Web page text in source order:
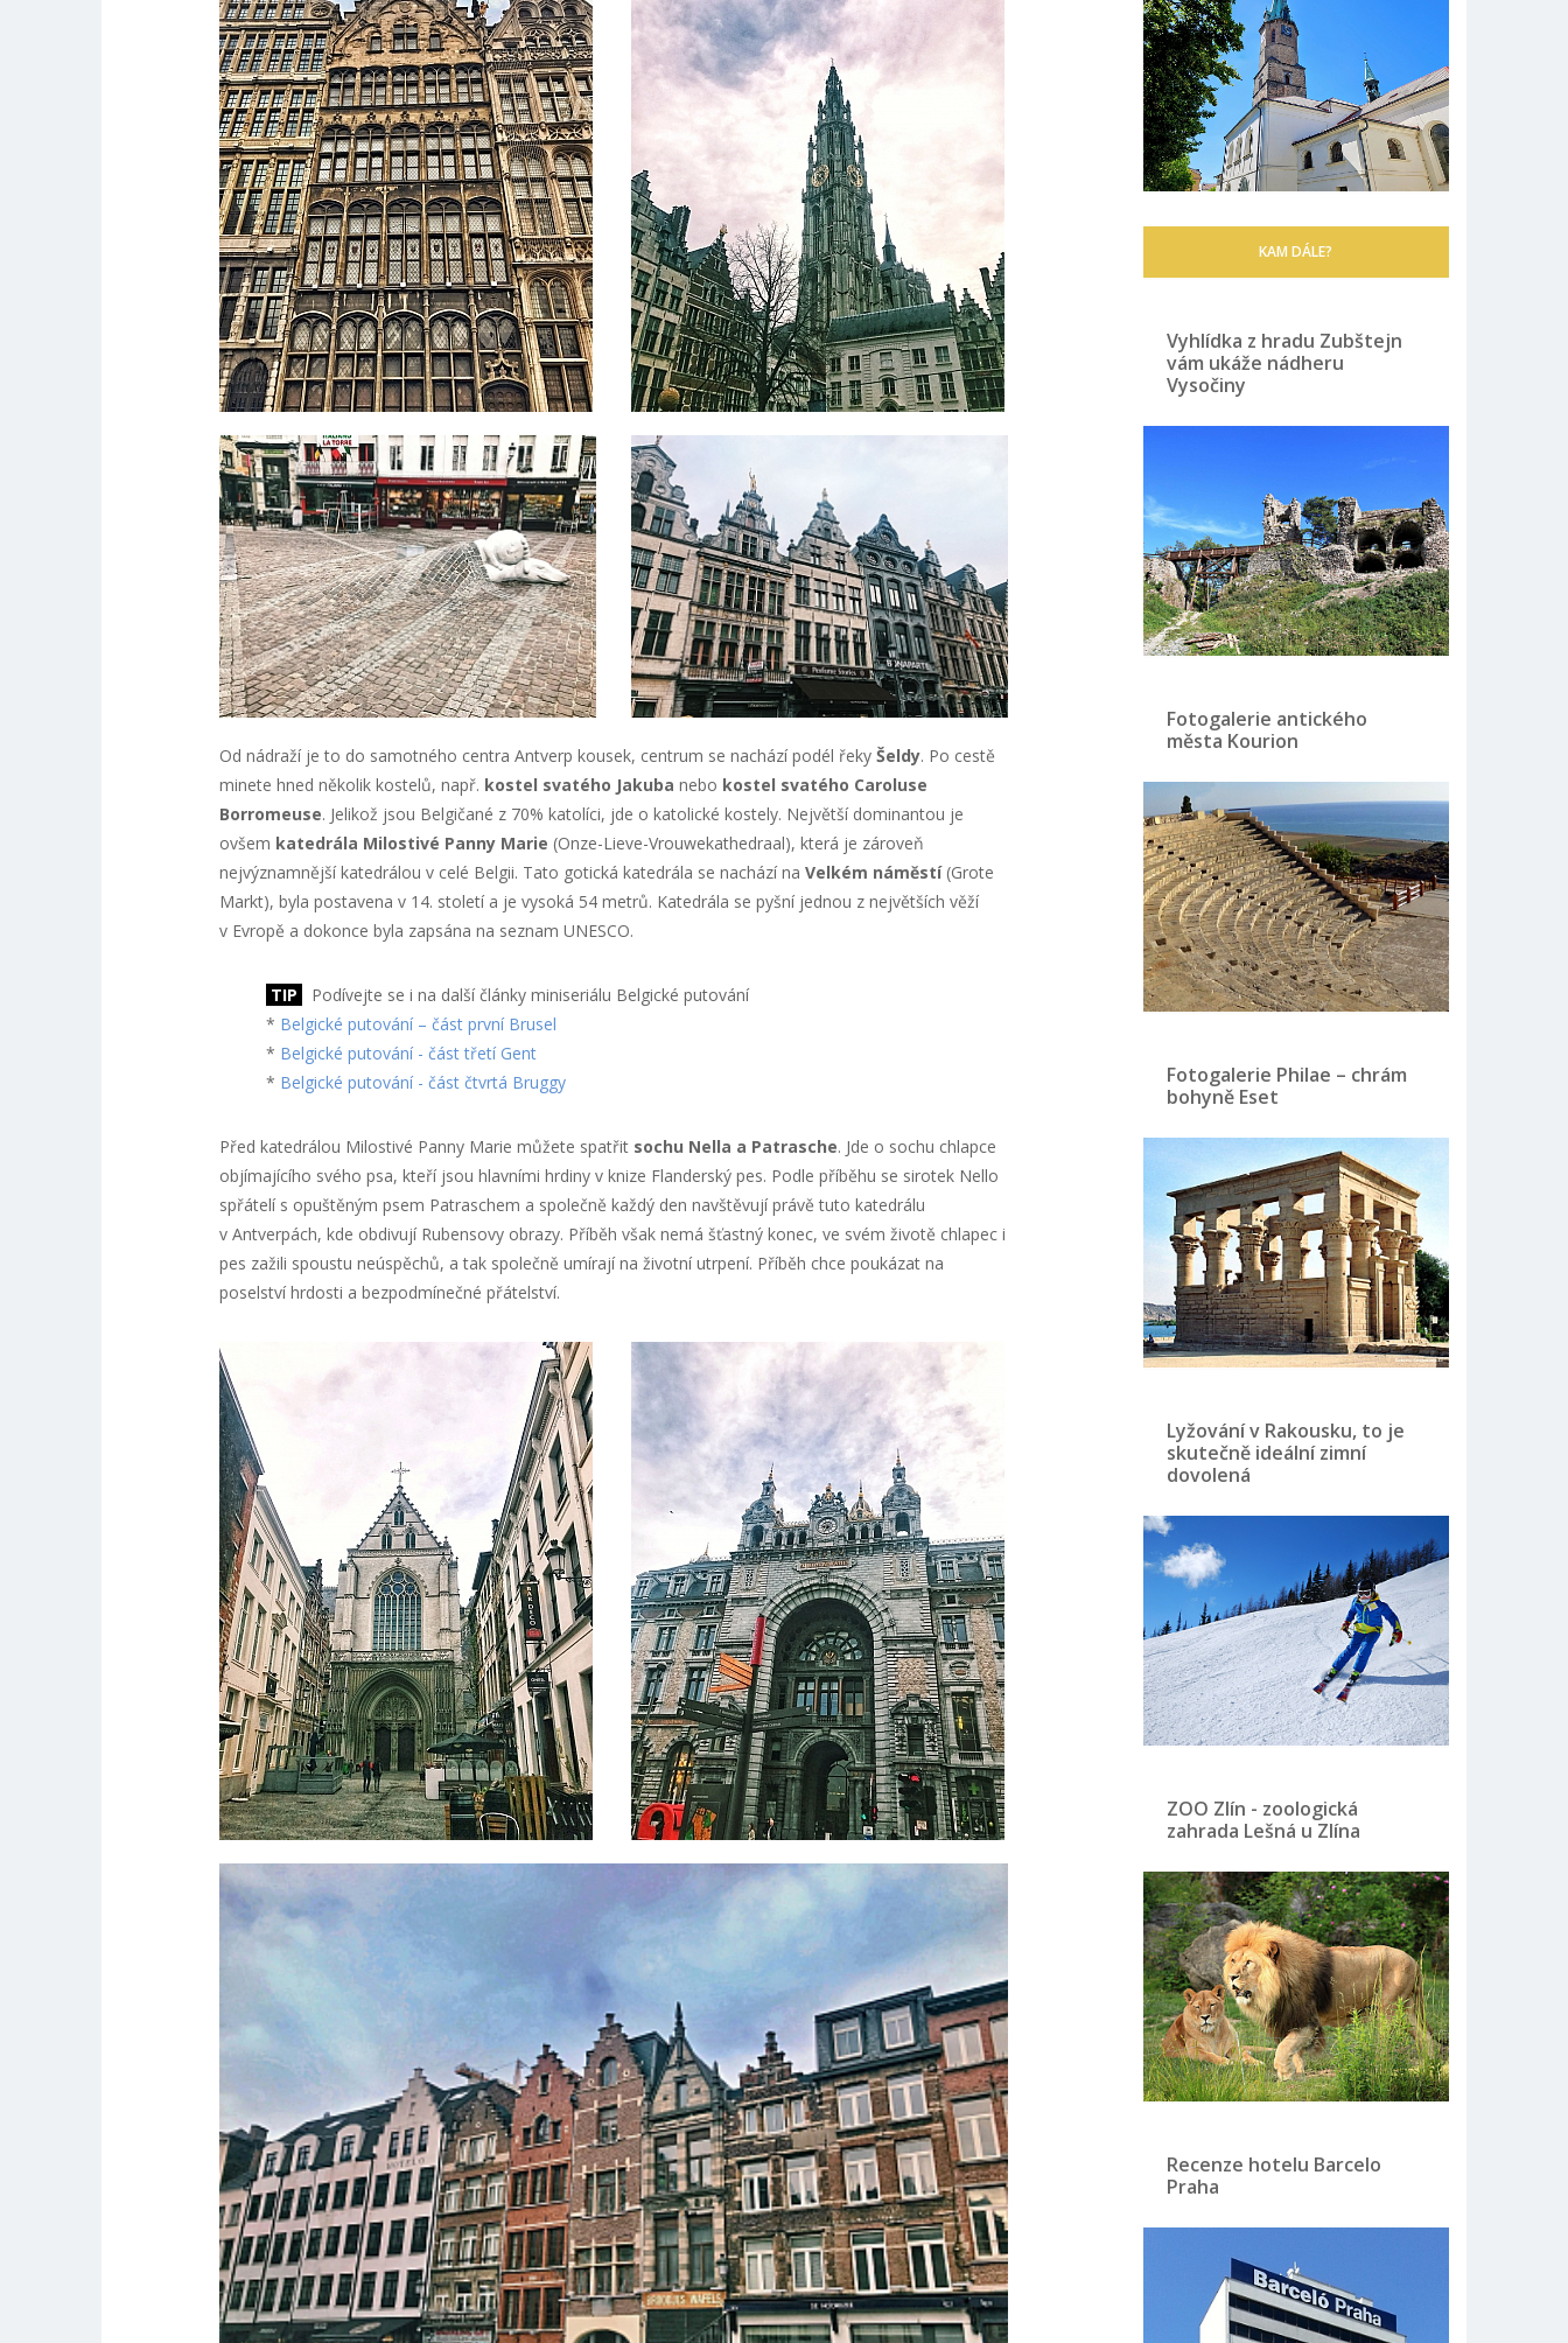
Od nádraží je to do samotného centra Antverp kousek, centrum se nachází podél řeky Šeldy. Po cestě
minete hned několik kostelů, např. kostel svatého Jakuba nebo kostel svatého Caroluse
Borromeuse. Jelikož jsou Belgičané z 70% katolíci, jde o katolické kostely. Největší dominantou je
ovšem katedrála Milostivé Panny Marie (Onze-Lieve-Vrouwekathedraal), která je zároveň
nejvýznamnější katedrálou v celé Belgii. Tato gotická katedrála se nachází na Velkém náměstí(Grote
Markt), byla postavena v 14. století a je vysoká 54 metrů. Katedrála se pyšní jednou z největších věží
v Evropě a dokonce byla zapsána na seznam UNESCO.
TIP
Podívejte se i na další články miniseriálu Belgické putování
* Belgické putování – část první Brusel
* Belgické putování - část třetí Gent
* Belgické putování - část čtvrtá Bruggy
Před katedrálou Milostivé Panny Marie můžete spatřit sochu Nella a Patrasche. Jde o sochu chlapce
objímajícího svého psa, kteří jsou hlavními hrdiny v knize Flanderský pes. Podle příběhu se sirotek Nello
spřátelí s opuštěným psem Patraschem a společně každý den navštěvují právě tuto katedrálu
v Antverpách, kde obdivují Rubensovy obrazy. Příběh však nemá šťastný konec, ve svém životě chlapec i
pes zažili spoustu neúspěchů, a tak společně umírají na životní utrpení. Příběh chce poukázat na
poselství hrdosti a bezpodmínečné přátelství.
KAM DÁLE?
Vyhlídka z hradu Zubštejn
vám ukáže nádheru
Vysočiny
Fotogalerie antického
města Kourion
Fotogalerie Philae – chrám
bohyně Eset
Lyžování v Rakousku, to je
skutečně ideální zimní
dovolená
ZOO Zlín - zoologická
zahrada Lešná u Zlína
Recenze hotelu Barcelo
Praha